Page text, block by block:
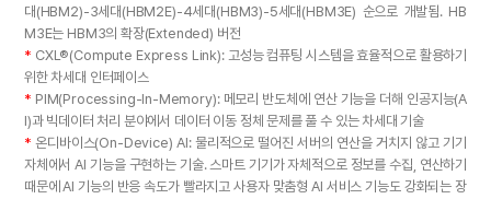
대(HBM2)-3세대(HBM2E)-4세대(HBM3)-5세대(HBM3E) 순으로 개발됨. HB
M3E는 HBM3의 확장(Extended) 버전
* CXL®(Compute Express Link): 고성능 컴퓨팅 시스템을 효율적으로 활용하기
위한 차세대 인터페이스
* PIM(Processing-In-Memory): 메모리 반도체에 연산 기능을 더해 인공지능(A
I)과 빅데이터 처리 분야에서 데이터 이동 정체 문제를 풀 수 있는 차세대 기술
*온디바이스(On-Device) AI: 물리적으로 떨어진 서버의 연산을 거치지 않고 기기
자체에서 AI 기능을 구현하는 기술. 스마트 기기가 자체적으로 정보를 수집, 연산하기
때문에 AI 기능의 반응 속도가 빨라지고 사용자 맞춤형 AI 서비스 기능도 강화되는 장